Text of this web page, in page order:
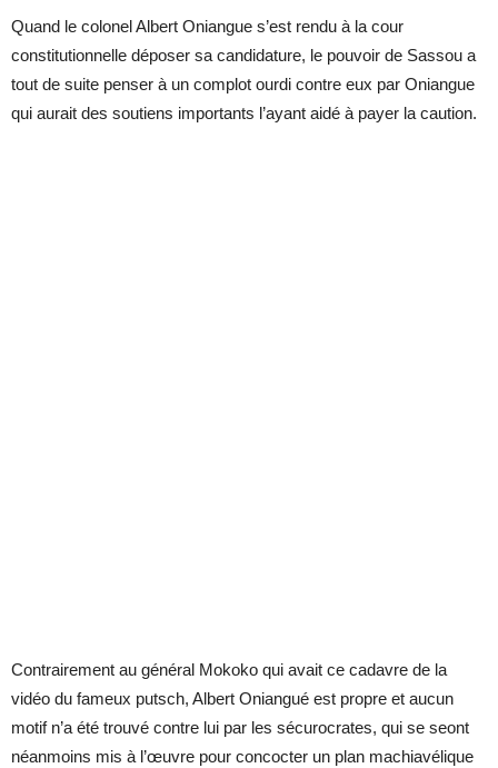
Quand le colonel Albert Oniangue s’est rendu à la cour
constitutionnelle déposer sa candidature, le pouvoir de Sassou a
tout de suite penser à un complot ourdi contre eux par Oniangue
qui aurait des soutiens importants l’ayant aidé à payer la caution.
Contrairement au général Mokoko qui avait ce cadavre de la
vidéo du fameux putsch, Albert Oniangué est propre et aucun
motif n’a été trouvé contre lui par les sécurocrates, qui se seont
néanmoins mis à l’œuvre pour concocter un plan machiavélique